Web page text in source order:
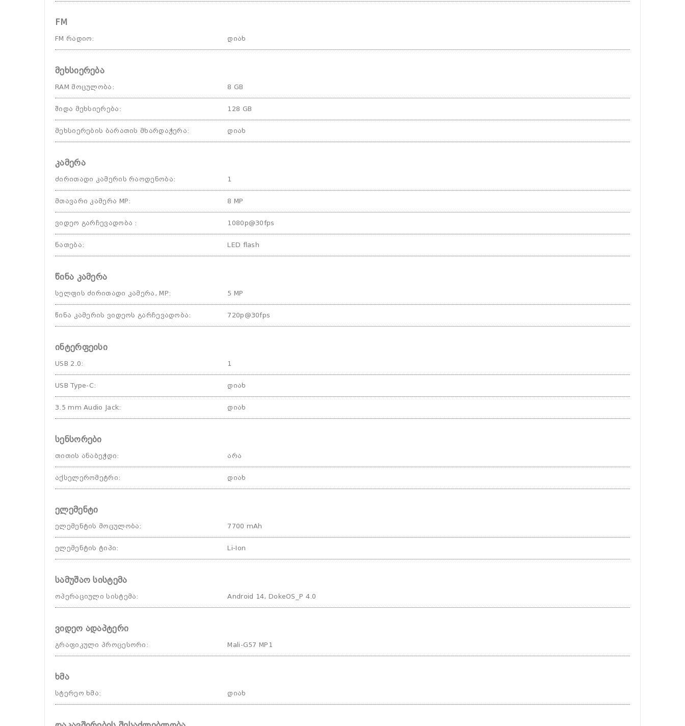
FM
FM რადიო: დიახ
მეხსიერება
RAM მოცულობა : 8 GB
შიდა მეხსიერება : 128 GB
მეხსიერების ბარათის მხარდაჭერა: დიახ
კამერა
ძირითადი კამერის რაოდენობა: 1
მთავარი კამერა MP: 8 MP
ვიდეო გარჩევადობა : 1080p@30fps
ნათება: LED flash
წინა კამერა
სელფის ძირითადი კამერა, MP: 5 MP
წინა კამერის ვიდეოს გარჩევადობა: 720p@30fps
ინტერფეისი
USB 2.0: 1
USB Type-C: დიახ
3.5 mm Audio Jack: დიახ
სენსორები
თითის ანაბეჭდი: არა
აქსელერომეტრი: დიახ
ელემენტი
ელემენტის მოცულობა: 7700 mAh
ელემენტის ტიპი: Li-Ion
სამუშაო სისტემა
ოპერაციული სისტემა: Android 14, DokeOS_P 4.0
ვიდეო ადაპტერი
გრაფიკული პროცესორი : Mali-G57 MP1
ხმა
სტერეო ხმა: დიახ